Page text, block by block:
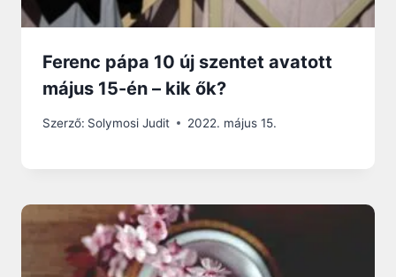
Ferenc pápa 10 új szentet avatott
május 15-én – kik ők?
Szerző: Solymosi Judit 2022. május 15.